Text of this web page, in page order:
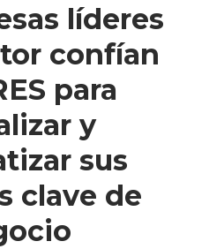
líderes
confían
para
y
sus
clave de